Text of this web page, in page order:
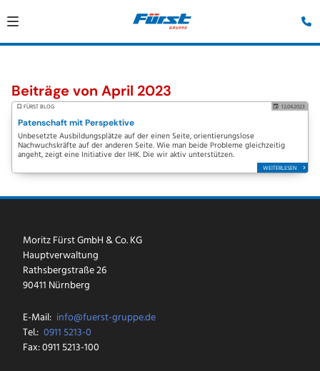
Beiträge von April 2023
FÜRST BLOG 12.04.2023
Patenschaft mit Perspektive
Unbesetzte Ausbildungsplätze auf der einen Seite, orientierungslose
Nachwuchskräfte auf der anderen Seite. Wie man beide Probleme gleichzeitig
angeht, zeigt eine Initiative der IHK. Die wir aktiv unterstützen.
WEITERLESEN
Moritz Fürst GmbH & Co. KG
Hauptverwaltung
Rathsbergstraße 26
90411 Nürnberg
E-Mail: info@fuerst-gruppe.de
Tel.: 0911 5213-0
Fax: 0911 5213-100